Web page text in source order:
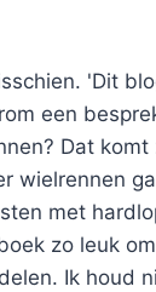
'Dit
een
Dat komt
wielrennen
met
zo leuk
Ik houd